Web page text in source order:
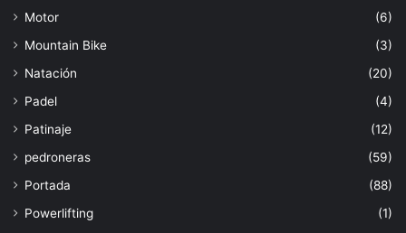
Motor
(6)
Mountain Bike
(3)
Natación
(20)
Padel
(4)
Patinaje
(12)
pedroneras
(59)
Portada
(88)
Powerlifting
(1)